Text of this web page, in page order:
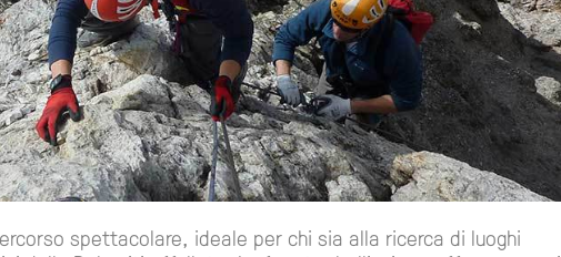
spettacolare, ideale per chi sia alla ricerca di luoghi